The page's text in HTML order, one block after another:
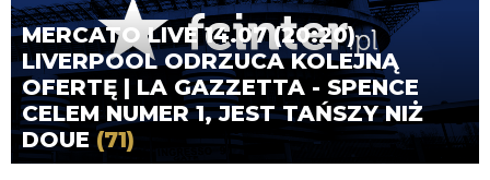
MERCATO LIVE 14.07 (20:20)
LIVERPOOL ODRZUCA KOLEJNĄ
OFERTĘ | LA GAZZETTA - SPENCE
CELEM NUMER 1, JEST TAŃSZY NIŻ
DOUE (71)